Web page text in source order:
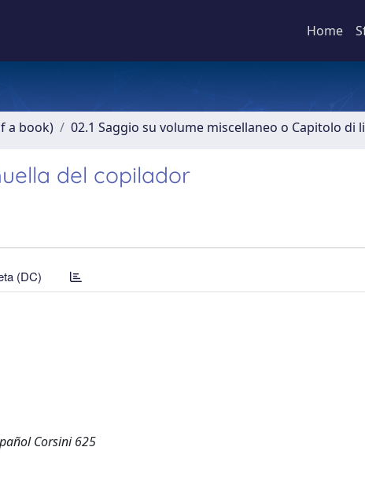
Home
a book) 02.1 Saggio su volume miscellaneo o Capitolo di
del copilador
(DC)
Corsini 625